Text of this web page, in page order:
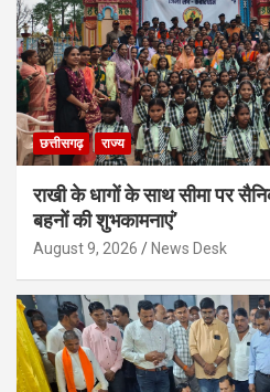
छत्तीसगढ़ राज्य
राखी के धागों के साथ सीमा पर
बहनों की शुभकामनाएं’
August 9, 2026 News Desk